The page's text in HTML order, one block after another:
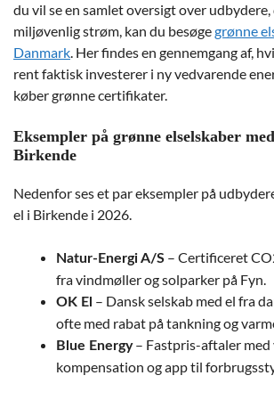
du vil se en samlet oversigt over
miljøvenlig strøm, kan du besøgegrønne
Danmark. Her findes en gennemgang af,
rent faktisk investerer i ny vedvarende
køber grønne certifikater.
Eksempler på grønne elselskaber
Birkende
Nedenfor ses et par eksempler på
el i Birkende i 2026.
Natur-Energi A/S – Certificeret
fra vindmøller og solparker på Fyn.
OK El – Dansk selskab med el fra
ofte med rabat på tankning og
Blue Energy– Fastpris-aftaler med
kompensation og app til